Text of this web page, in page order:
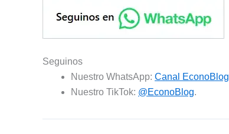
Seguinos
Nuestro WhatsApp: Canal EconoBlog
Nuestro TikTok: @EconoBlog.